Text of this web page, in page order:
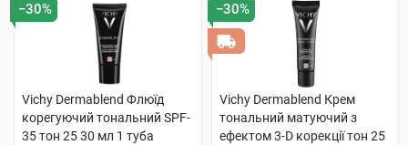
−30%
Vichy Dermablend Флюїд
корегуючий тональний SPF-
35 тон 25 30 мл 1 туба
−30%
Vichy Dermablend Крем
тональний матуючий з
ефектом 3-D корекції тон 25